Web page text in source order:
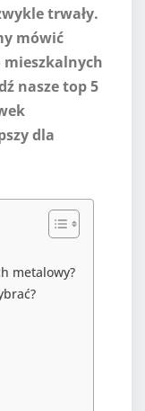
trwały.
mówić
mieszkalnych
nasze top 5
dla
metalowy?